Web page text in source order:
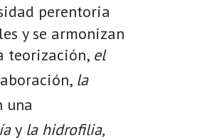
perentoria
y se armonizan
teorización, el
la
una
y la hidrofilia,